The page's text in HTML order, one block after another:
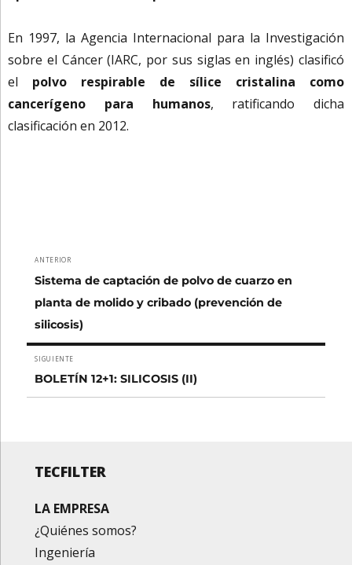
En 1997, la Agencia Internacional para la Investigación
sobre el Cáncer (IARC, por sus siglas en inglés) clasificó
el polvo respirable de sílice cristalina como
cancerígeno para humanos, ratificando dicha
clasificación en 2012.
Navegación
de
entradas
ANTERIOR
Entrada
anterior:
Sistema de captación de polvo de cuarzo en
planta de molido y cribado (prevención de
silicosis)
SIGUIENTE
Entrada
siguiente:
BOLETÍN 12+1: SILICOSIS (II)
TECFILTER
LA EMPRESA
¿Quiénes somos?
Ingeniería